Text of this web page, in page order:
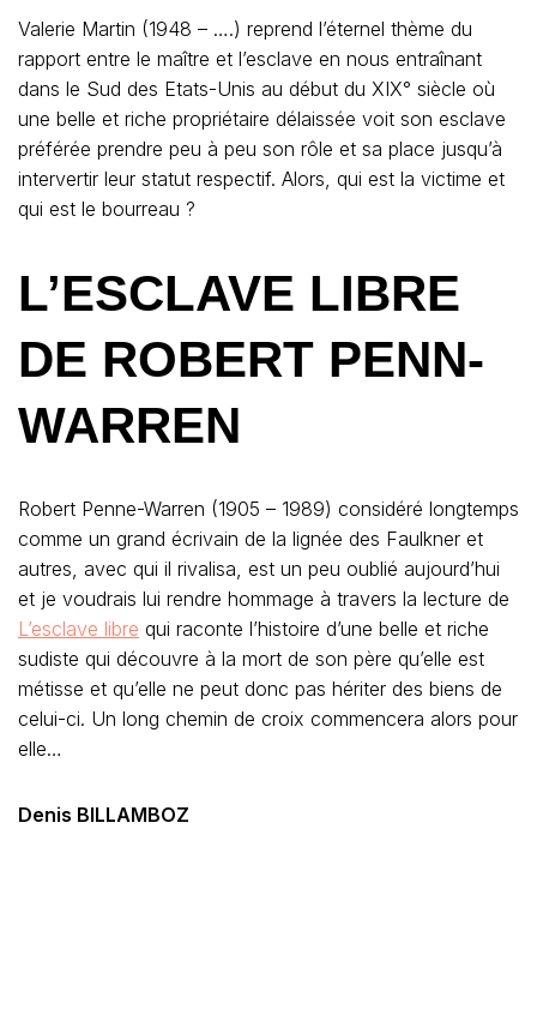
Valerie Martin (1948 – ….) reprend l’éternel thème du
rapport entre le maître et l’esclave en nous entraînant
dans le Sud des Etats-Unis au début du XIX° siècle où
une belle et riche propriétaire délaissée voit son esclave
préférée prendre peu à peu son rôle et sa place jusqu’à
intervertir leur statut respectif. Alors, qui est la victime et
qui est le bourreau ?
L’ESCLAVE LIBRE
DE ROBERT PENN-
WARREN
Robert Penne-Warren (1905 – 1989) considéré longtemps
comme un grand écrivain de la lignée des Faulkner et
autres, avec qui il rivalisa, est un peu oublié aujourd’hui
et je voudrais lui rendre hommage à travers la lecture de
L’esclave libre qui raconte l’histoire d’une belle et riche
sudiste qui découvre à la mort de son père qu’elle est
métisse et qu’elle ne peut donc pas hériter des biens de
celui-ci. Un long chemin de croix commencera alors pour
elle…
Denis BILLAMBOZ